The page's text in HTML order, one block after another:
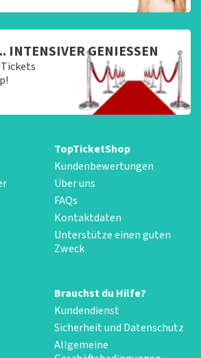
INTENSIVER GENIESSEN
TopTicketShop
Kundenbewertungen
Über uns
FAQs
Kontaktdaten
Unterstütze einen guten
Zweck
Brauchst du Hilfe?
Kundendienst
Sicherheit und Datenschutz
Allgemeine